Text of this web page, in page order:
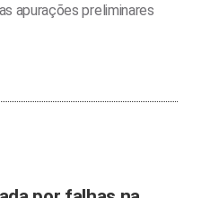
apurações preliminares